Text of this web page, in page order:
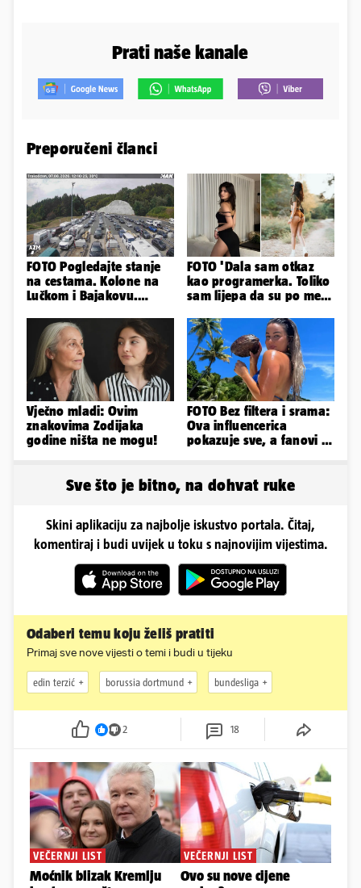
Prati naše kanale
Preporučeni članci
FOTO Pogledajte stanje
na cestama. Kolone na
Lučkom i Bajakovu.
FOTO 'Dala sam otkaz
kao programerka. Toliko
sam lijepa da su po meni
Vječno mladi: Ovim
znakovima Zodijaka
godine ništa ne mogu!
FOTO Bez filtera i srama:
Ova influencerica
pokazuje sve, a fanovi je
Sve što je bitno, na dohvat ruke
Skini aplikaciju za najbolje iskustvo portala. Čitaj,
komentiraj i budi uvijek u toku s najnovijim vijestima.
Odaberi temu koju želiš pratiti
Primaj sve nove vijesti o temi i budi u tijeku
edin terzić borussia dortmund bundesliga
2 18